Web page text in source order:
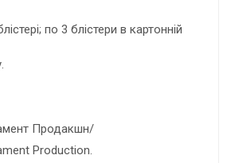
по 3 блістери в картонній
Продакшн/
Production.